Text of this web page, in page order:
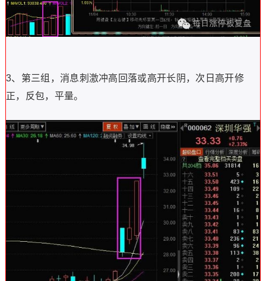
3、第三组，消息刺激冲高回落或高开长阴，次日高开修
正，反包，平量。